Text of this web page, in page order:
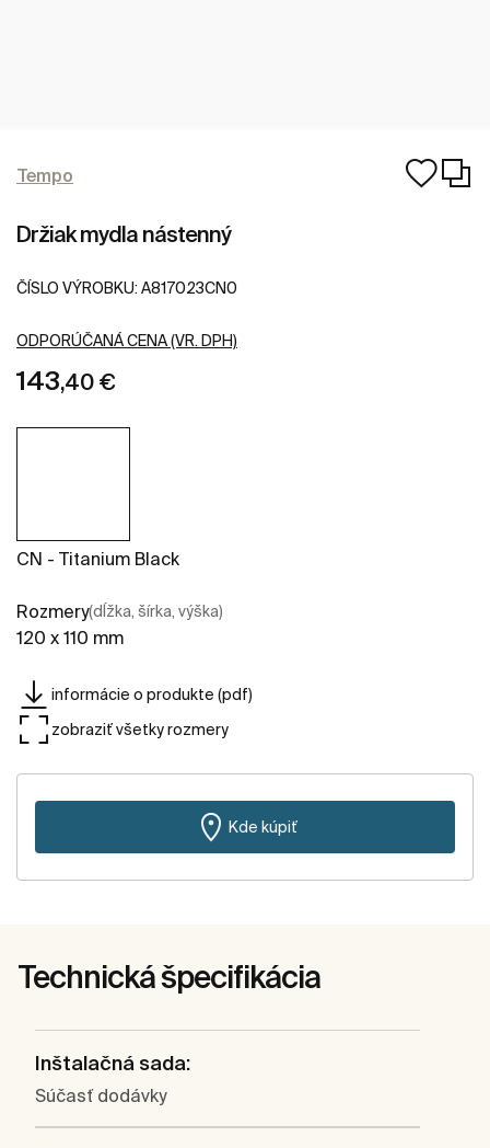
Tempo
Držiak mydla nástenný
ČÍSLO VÝROBKU: A817023CN0
ODPORÚČANÁ CENA (VR. DPH)
143,40 €
CN - Titanium Black
Rozmery(dĺžka, šírka, výška)
120 x 110 mm
informácie o produkte (pdf)
zobraziť všetky rozmery
Kde kúpiť
Technická špecifikácia
Inštalačná sada:
Súčasť dodávky